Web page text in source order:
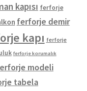
kapısı ferforje
ferforje demir
kapı ferforje
ferforje korumalık
modeli
tabela